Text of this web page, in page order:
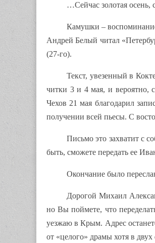
…Сейчас золотая осень,
Камушки –
Андрей Белый читал
(27-го).
Текст, увезенный в
читки 3 и 4 мая, и вероятно,
Чехов 21 мая благодарил
получении всей пьесы. С
Письмо это захватит с
быть, сможете передать ее
Окончание было
Дорогой Михаил
но Вы поймете, что
уезжаю в Крым. Адрес
от «целого» драмы хотя в